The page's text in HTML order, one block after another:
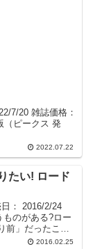
7/20 雑誌価格：
（ピークス 発
2022.07.22
たい! ロード
日： 2016/2/24
ものがある?ロー
前」だったこれ
2016.02.25